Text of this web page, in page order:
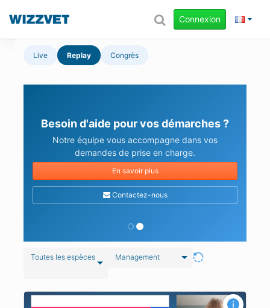
Connexion
Live Replay Congrès
Besoin d'aide pour vos démarches ?
Notre équipe vous accompagne dans vos
demandes de prise en charge.
En savoir plus
Contactez-nous
Toutes les espèces Management